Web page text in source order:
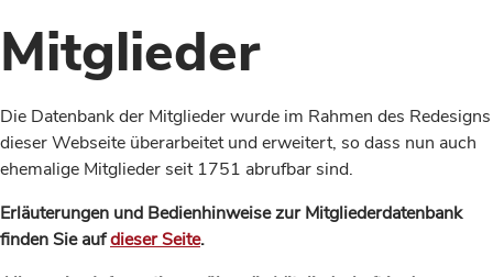
Mitglieder
Die Datenbank der Mitglieder wurde im Rahmen des Redesigns
dieser Webseite überarbeitet und erweitert, so dass nun auch
ehemalige Mitglieder seit 1751 abrufbar sind.
Erläuterungen und Bedienhinweise zur Mitgliederdatenbank
finden Sie aufdieser Seite.